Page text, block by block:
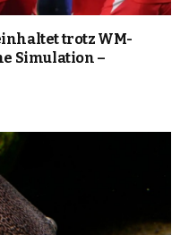
trotz WM-
Simulation –